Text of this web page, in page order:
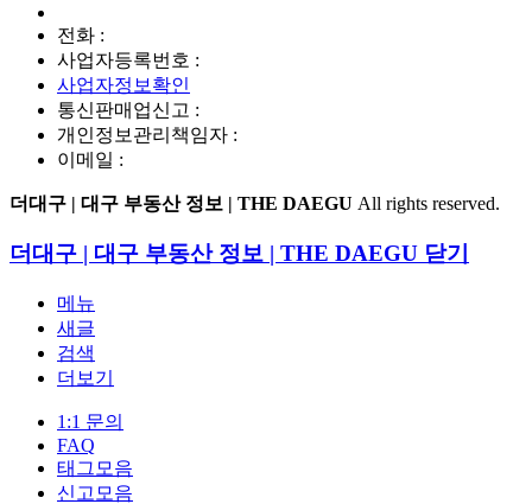
전화 :
사업자등록번호 :
사업자정보확인
통신판매업신고 :
개인정보관리책임자 :
이메일 :
더대구 | 대구 부동산 정보 | THE DAEGU All rights reserved.
더대구 | 대구 부동산 정보 | THE DAEGU 닫기
메뉴
새글
검색
더보기
1:1 문의
FAQ
태그모음
신고모음